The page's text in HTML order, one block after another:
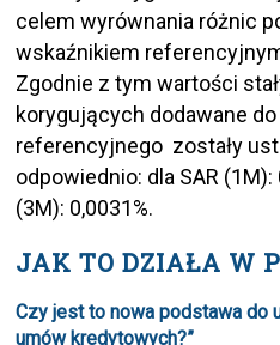
celem wyrównania różnic
wskaźnikiem referencyjnym
Zgodnie z tym wartości
korygujących dodawane
referencyjnego zostały
odpowiednio: dla SAR (1M):
(3M): 0,0031%.
JAK TO DZIAŁA W
Czy jest to nowa podstawa do
umów kredytowych?”